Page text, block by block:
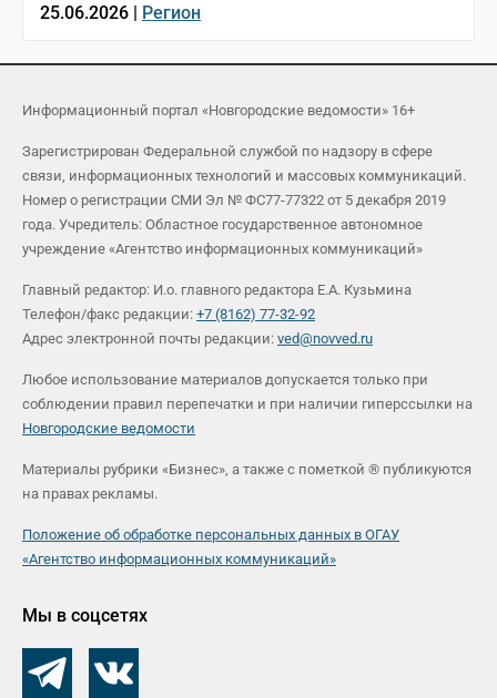
25.06.2026 | Регион
Информационный портал «Новгородские ведомости» 16+
Зарегистрирован Федеральной службой по надзору в сфере
связи, информационных технологий и массовых коммуникаций.
Номер о регистрации СМИ Эл № ФС77-77322 от 5 декабря 2019
года. Учредитель: Областное государственное автономное
учреждение «Агентство информационных коммуникаций»
Главный редактор: И.о. главного редактора Е.А. Кузьмина
Телефон/факс редакции: +7 (8162) 77-32-92
Адрес электронной почты редакции: ved@novved.ru
Любое использование материалов допускается только при
соблюдении правил перепечатки и при наличии гиперссылки на
Новгородские ведомости
Материалы рубрики «Бизнес», а также с пометкой ® публикуются
на правах рекламы.
Положение об обработке персональных данных в ОГАУ
«Агентство информационных коммуникаций»
Мы в соцсетях